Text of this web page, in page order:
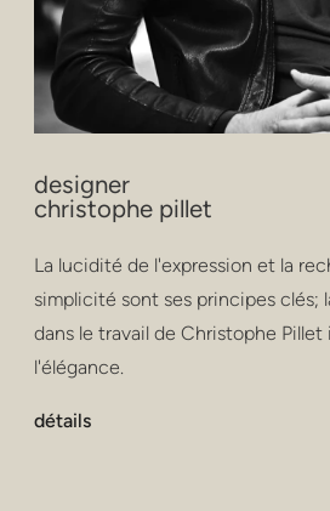
designer
christophe pillet
La lucidité de l'expression et la
simplicité sont ses principes clés;
dans le travail de Christophe
l'élégance.
détails